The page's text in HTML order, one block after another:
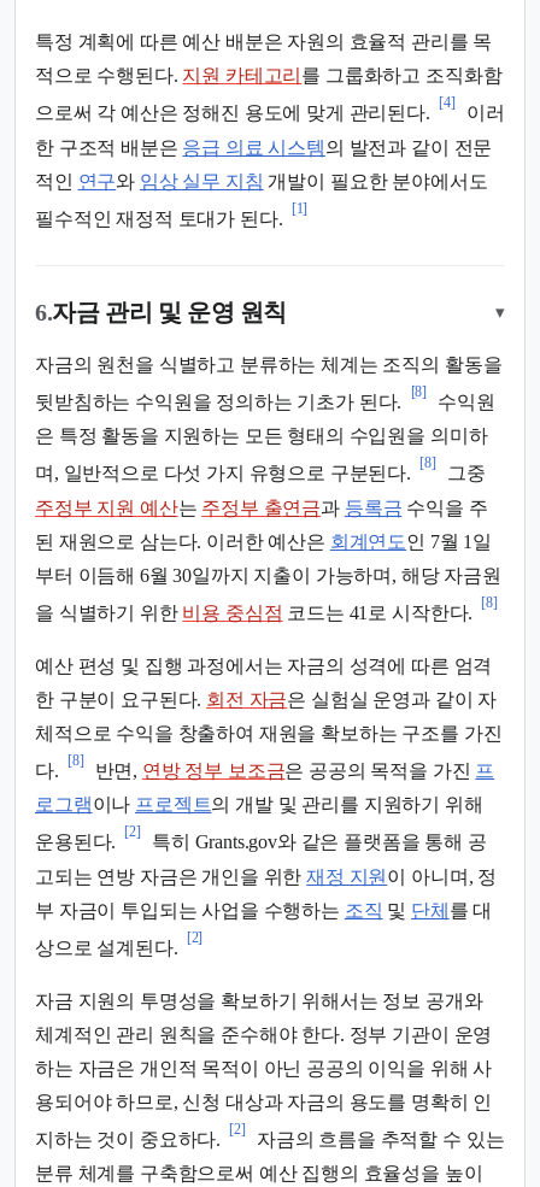
특정 계획에 따른 예산 배분은 자원의 효율적 관리를 목
적으로 수행된다. 지원 카테고리 를 그룹화하고 조직화함
으로써 각 예산은 정해진 용도에 맞게 관리된다.
[4]
이러
한 구조적 배분은 응급 의료 시스템의 발전과 같이 전문
적인 연구와 임상 실무 지침 개발이 필요한 분야에서도
필수적인 재정적 토대가 된다.
[1]
6.자금 관리 및 운영 원칙 ▾
자금의 원천을 식별하고 분류하는 체계는 조직의 활동을
뒷받침하는 수익원을 정의하는 기초가 된다.
[8]
수익원
은 특정 활동을 지원하는 모든 형태의 수입원을 의미하
며, 일반적으로 다섯 가지 유형으로 구분된다.
[8]
그중
주정부 지원 예산는 주정부 출연금과 등록금 수익을 주
된 재원으로 삼는다. 이러한 예산은 회계연도인 7월 1일
부터 이듬해 6월 30일까지 지출이 가능하며, 해당 자금원
을 식별하기 위한 비용 중심점 코드는 41로 시작한다.
[8]
예산 편성 및 집행 과정에서는 자금의 성격에 따른 엄격
한 구분이 요구된다. 회전 자금은 실험실 운영과 같이 자
체적으로 수익을 창출하여 재원을 확보하는 구조를 가진
다.
[8]
반면, 연방 정부 보조금은 공공의 목적을 가진 프
로그램이나 프로젝트의 개발 및 관리를 지원하기 위해
운용된다.
[2]
특히 Grants.gov와 같은 플랫폼을 통해 공
고되는 연방 자금은 개인을 위한재정 지원 이 아니며, 정
부 자금이 투입되는 사업을 수행하는 조직 및 단체 를 대
상으로 설계된다.
[2]
자금 지원의 투명성을 확보하기 위해서는 정보 공개와
체계적인 관리 원칙을 준수해야 한다. 정부 기관이 운영
하는 자금은 개인적 목적이 아닌 공공의 이익을 위해 사
용되어야 하므로, 신청 대상과 자금의 용도를 명확히 인
지하는 것이 중요하다.
[2]
자금의 흐름을 추적할 수 있는
분류 체계를 구축함으로써 예산 집행의 효율성을 높이